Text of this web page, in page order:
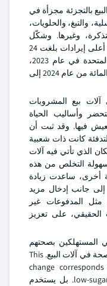
بالتجزئة مجزأة في
والتبغ، والحلويات،
وغيرها. وشكّل
الجزء المتعلق بمراقبة المشروبات أعلى إيرادات بلغت 24
مليار دولار من دولارات الولايات المتحدة في عام 2023،
ويُقدّر أيضاً أن ينمو بمقدار 10.6 في المائة من عام 2024 إلى
بيع المشروبات
وأساليب الحياة
فيها. وقد ثبت أن
كانت ذات شعبية
الذي تأتي فيه آلات
التخلص من هذه
أخرى، ساعدت زيادة
إلى جانب إدخال مزيد
مثل المدفوعات غير
الحقيقي، على تعزيز
المستهلكين بصحتهم
إلى تأجيج إدراج المشروبات الأكثر صحة في آلات البيع. This
change
low-sugar, organic, and functional drinks. بل يستخدم